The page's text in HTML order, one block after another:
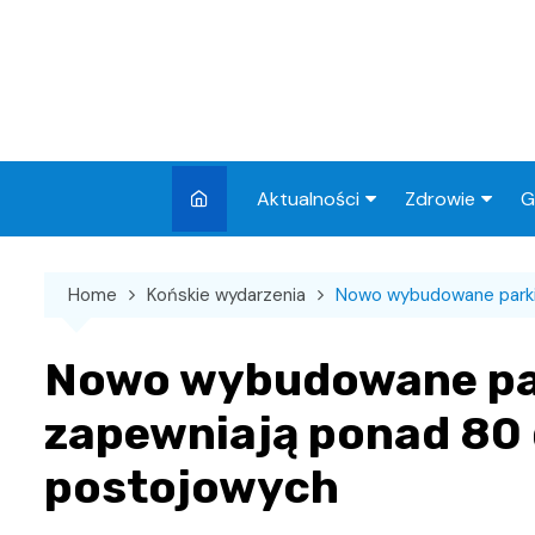
Aktualności
Wydarzenia
Kronika policyjna
Sport
Podróże
Zdrowie
Szpital
Sklepy
Home Końskie wydarzenia Nowo wybudowane
Nowo wybudowane
zapewniają ponad
postojowych